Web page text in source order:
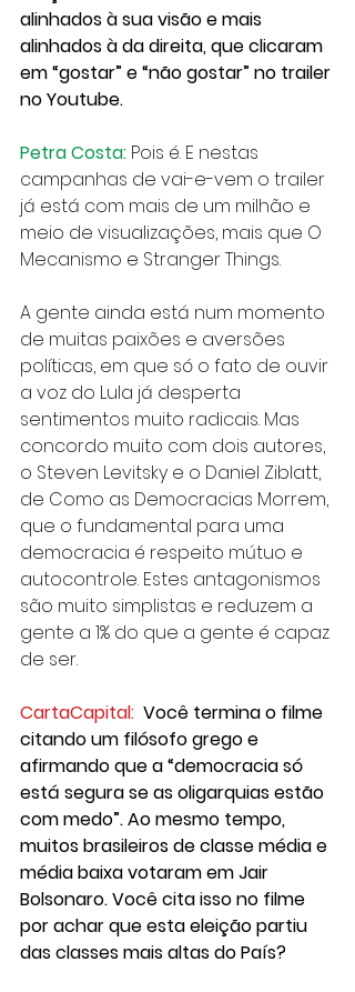
alinhados à sua visão e mais
alinhados à da direita, que clicaram
em “gostar” e “não gostar” no trailer
no Youtube.
Petra Costa: Pois é. E nestas
campanhas de vai-e-vem o trailer
já está com mais de um milhão e
meio de visualizações, mais que O
Mecanismo e Stranger Things.
A gente ainda está num momento
de muitas paixões e aversões
políticas, em que só o fato de ouvir
a voz do Lula já desperta
sentimentos muito radicais. Mas
concordo muito com dois autores,
o Steven Levitsky e o Daniel Ziblatt,
de Como as Democracias Morrem,
que o fundamental para uma
democracia é respeito mútuo e
autocontrole. Estes antagonismos
são muito simplistas e reduzem a
gente a 1% do que a gente é capaz
de ser.
CartaCapital: Você termina o filme
citando um filósofo grego e
afirmando que a “democracia só
está segura se as oligarquias estão
com medo”. Ao mesmo tempo,
muitos brasileiros de classe média e
média baixa votaram em Jair
Bolsonaro. Você cita isso no filme
por achar que esta eleição partiu
das classes mais altas do País?